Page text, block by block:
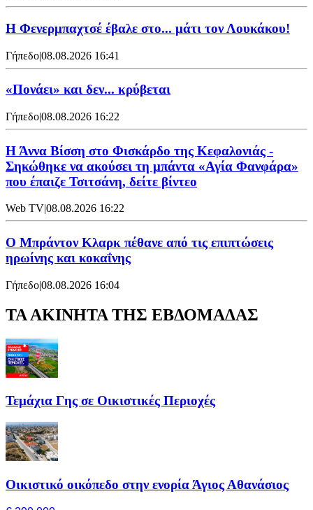
Η Φενερμπαχτσέ έβαλε στο... μάτι τον Λουκάκου!
Γήπεδο|08.08.2026 16:41
«Πονάει» και δεν... κρύβεται
Γήπεδο|08.08.2026 16:22
Η Άννα Βίσση στο Φισκάρδο της Κεφαλονιάς -
Σηκώθηκε να ακούσει τη μπάντα «Αγία Φανφάρα»
που έπαιζε Τσιτσάνη, δείτε βίντεο
Web TV|08.08.2026 16:22
Ο Μπράντον Κλαρκ πέθανε από τις επιπτώσεις
ηρωίνης και κοκαΐνης
Γήπεδο|08.08.2026 16:04
ΤΑ ΑΚΙΝΗΤΑ ΤΗΣ ΕΒΔΟΜΑΔΑΣ
Τεμάχια Γης σε Οικιστικές Περιοχές
Οικιστικό οικόπεδο στην ενορία Άγιος Αθανάσιος